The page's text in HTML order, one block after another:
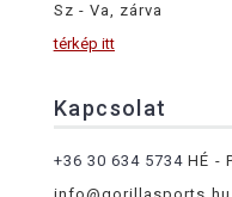
Sz - Va, zárva
térkép itt
Kapcsolat
+36 30 634 5734 HÉ -